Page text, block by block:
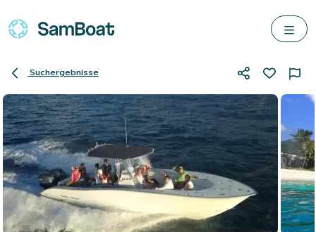
Suchergebnisse